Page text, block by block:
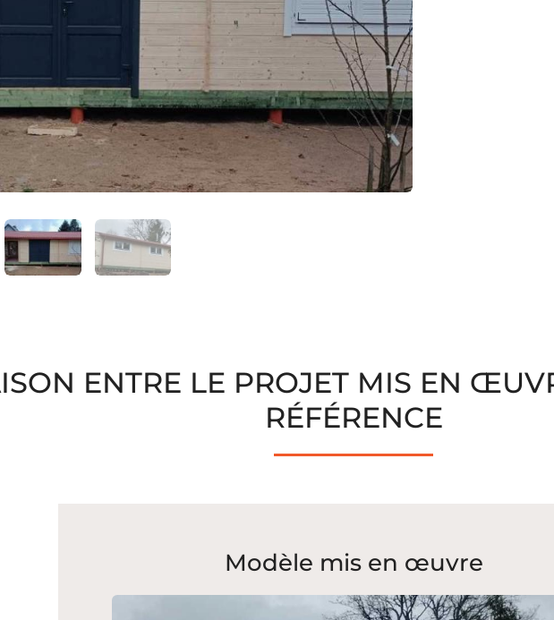
ENTRE LE PROJET MIS EN
RÉFÉRENCE
Modèle mis en œuvre